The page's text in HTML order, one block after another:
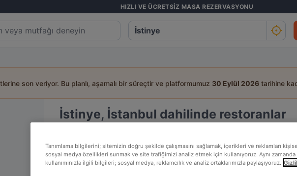
HIZLI VE ÜCRETSİZ MASA REZERVASYONU
son veriyor. Bu planlı, aşamalı bir süreçtir ve platformumuz 30 Eylül 2026 tarihine
İstinye, İstanbul dahilinde restoranlar
Kişi Tarih
Tanımlama bilgilerini; sitemizin doğru şekilde çalışmasını sağlamak, içerikleri ve reklamları
sosyal medya özellikleri sunmak ve site trafiğimizi analiz etmek için kullanıyoruz. Aynı zamanda
kullanımınızla ilgili bilgileri; sosyal medya, reklamcılık ve analiz ortaklarımızla paylaşıyoruz.